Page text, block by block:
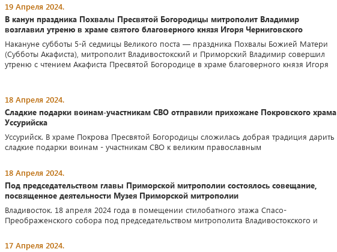
19 Апреля 2024.
В канун праздника Похвалы Пресвятой Богородицы митрополит Владимир
возглавил утреню в храме святого благоверного князя Игоря Черниговского
Накануне субботы 5-й седмицы Великого поста — праздника Похвалы Божией Матери
(Субботы Акафиста), митрополит Владивостокский и Приморский Владимир совершил
утреню с чтением Акафиста Пресвятой Богородице в храме благоверного князя Игоря
18 Апреля 2024.
Сладкие подарки воинам-участникам СВО отправили прихожане Покровского храма
Уссурийска
Уссурийск. В храме Покрова Пресвятой Богородицы сложилась добрая традиция дарить
сладкие подарки воинам - участникам СВО к великим православным
18 Апреля 2024.
Под председательством главы Приморской митрополии состоялось совещание,
посвященное деятельности Музея Приморской митрополии
Владивосток. 18 апреля 2024 года в помещении стилобатного этажа Спасо-
Преображенского собора под председательством митрополита Владивостокского и
17 Апреля 2024.